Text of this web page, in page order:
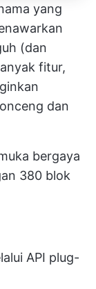
yang
(dan
fitur,
dan
bergaya
380 blok
API plug-